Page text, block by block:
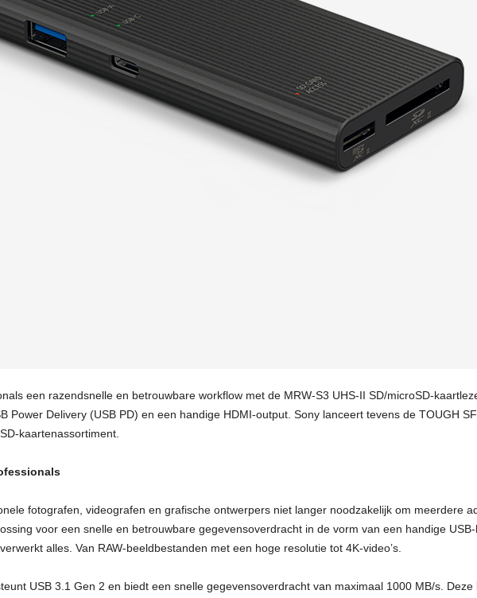
een razendsnelle en betrouwbare workflow met de MRW-S3 UHS-II SD/microSD-
Power Delivery (USB PD) en een handige HDMI-output. Sony lanceert tevens de TOUGH
kaartenassortiment.
fotografen, videografen en grafische ontwerpers niet langer noodzakelijk om meerdere
voor een snelle en betrouwbare gegevensoverdracht in de vorm van een handige
alles. Van RAW-beeldbestanden met een hoge resolutie tot 4K-video’s.
USB 3.1 Gen 2 en biedt een snelle gegevensoverdracht van maximaal 1000 MB/s.